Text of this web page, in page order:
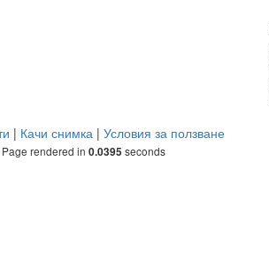
| Качи снимка| Условия за ползване
Page rendered in 0.0395 seconds